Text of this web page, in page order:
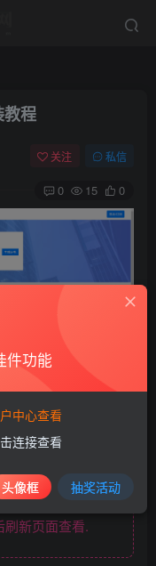
程
关注 私信
0 15 0
程
新页面查看.
件功能
中心查看
连接查看
头像框 抽奖活动